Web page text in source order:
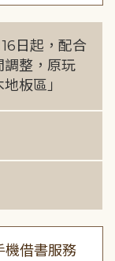
16日起，配合
調整，原玩
板區」
機借書服務